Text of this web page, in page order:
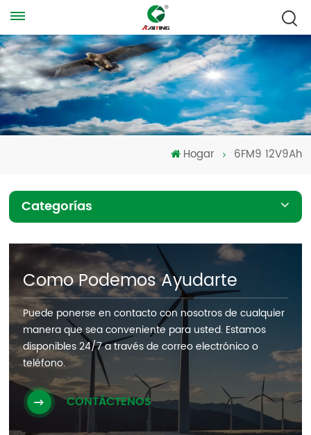
Hogar 6FM9 12V9Ah
Categorías
Como Podemos Ayudarte
Puede ponerse en contacto con nosotros de cualquier
manera que sea conveniente para usted. Estamos
disponibles 24/7 a través de correo electrónico o
teléfono.
CONTÁCTENOS